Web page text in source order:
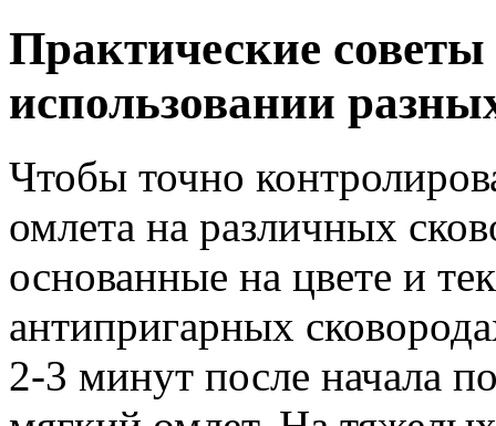
Практические
использовании
Чтобы точно
омлета на различных
основанные на цвете и
антипригарных
2-3 минут после начала